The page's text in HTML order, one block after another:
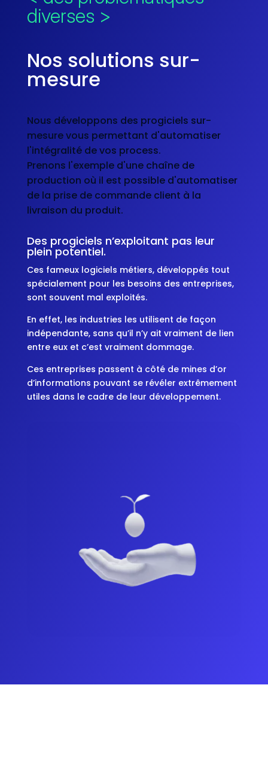
diverses >
Nos solutions sur-
mesure
Nous développons des progiciels sur-
mesure vous permettant d'automatiser
l'intégralité de vos process.
Prenons l'exemple d'une chaîne de
production où il est possible d'automatiser
de la prise de commande client à la
livraison du produit.
Des progiciels n’exploitant pas leur
plein potentiel.
Ces fameux logiciels métiers, développés tout
spécialement pour les besoins des entreprises,
sont souvent mal exploités.
En effet, les industries les utilisent de façon
indépendante, sans qu’il n’y ait vraiment de lien
entre eux et c’est vraiment dommage.
Ces entreprises passent à côté de mines d’or
d’informations pouvant se révéler extrêmement
utiles dans le cadre de leur développement.